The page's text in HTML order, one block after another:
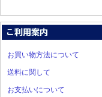
お買い物方法について
送料に関して
お支払いについて